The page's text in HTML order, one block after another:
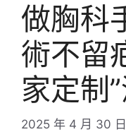
做胸科
術不留
家定制
2025 年 4 月 30 日